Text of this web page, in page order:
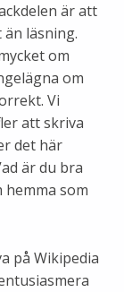
är att
läsning.
om
om
Vi
att skriva
det här
är du bra
hemma som
på Wikipedia